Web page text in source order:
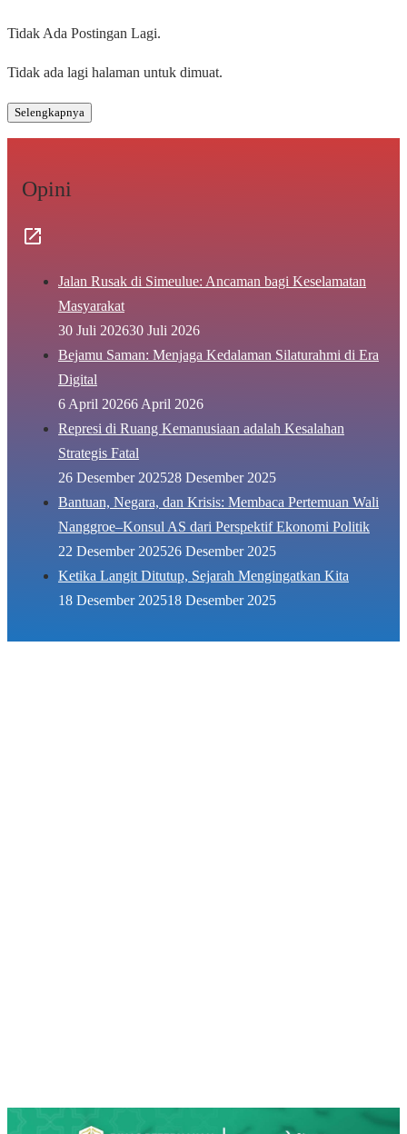
Tidak Ada Postingan Lagi.
Tidak ada lagi halaman untuk dimuat.
Selengkapnya
Opini
Jalan Rusak di Simeulue: Ancaman bagi Keselamatan
Masyarakat
30 Juli 202630 Juli 2026
Bejamu Saman: Menjaga Kedalaman Silaturahmi di Era
Digital
6 April 20266 April 2026
Represi di Ruang Kemanusiaan adalah Kesalahan
Strategis Fatal
26 Desember 202528 Desember 2025
Bantuan, Negara, dan Krisis: Membaca Pertemuan Wali
Nanggroe–Konsul AS dari Perspektif Ekonomi Politik
22 Desember 202526 Desember 2025
Ketika Langit Ditutup, Sejarah Mengingatkan Kita
18 Desember 202518 Desember 2025